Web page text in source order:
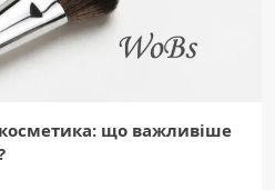
що важливіше